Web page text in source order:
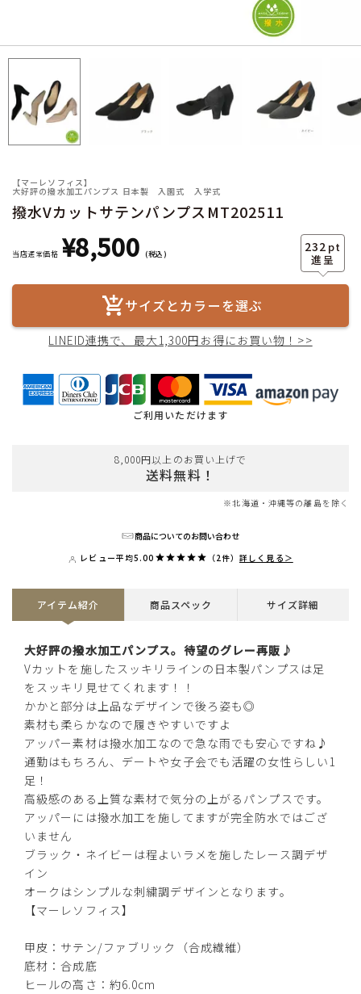
【マーレソフィス】
大好評の撥水加工パンプス 日本製 入園式 入学式
撥水VカットサテンパンプスMT202511
232 pt
当店通常価格 ¥8,500 税込
ブラック
S(23.0cm)
M(23.5cm)
サイズとカラーを選ぶ
LINEID連携で、最大1,300円お得にお買い物！>>
ご利用いただけます
8,000円以上のお買い上げで
送料無料！
※北海道・沖縄等の離島を除く
商品についてのお問い合わせ
レビュー平均5.00 （2件）詳しく見る＞
アイテム紹介 商品スペック サイズ詳細
大好評の撥水加工パンプス。待望のグレー再販♪
Vカットを施したスッキリラインの日本製パンプスは足
をスッキリ見せてくれます！！
かかと部分は上品なデザインで後ろ姿も◎
素材も柔らかなので履きやすいですよ
アッパー素材は撥水加工なので急な雨でも安心ですね♪
通勤はもちろん、デートや女子会でも活躍の女性らしい1
足！
高級感のある上質な素材で気分の上がるパンプスです。
アッパーには撥水加工を施してますが完全防水ではござ
いません
ブラック・ネイビーは程よいラメを施したレース調デザ
イン
オークはシンプルな刺繍調デザインとなります。
【マーレソフィス】
甲皮：サテン/ファブリック（合成繊維）
底材：合成底
ヒールの高さ：約6.0cm
サイズ